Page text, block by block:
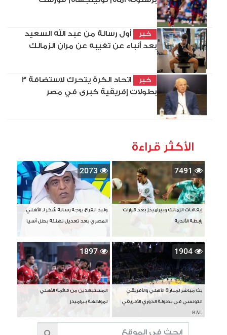
خبر
أول رسالة من عبد الله السعيد
بعد أنباء عن تغيبه عن مران الزمالك
خبر
اتحاد الكرة يتحرك لاستضافة 3
بطولات إفريقية كبرى في مصر
الأكثر قراءة
7491
إيقافات الزمالك وبيراميدز بعد قرارات
رابطة الأندية
2073
وليد الفراج يوجه رسالة شكر لـ الأهلي
المصري بعد تعديل تهنئة بطل آسيا
1904
بث مباشر لمباراة الأهلي والأفريقي
التونسي في بطولة الدوري الأفريقي
BAL
1897
المستبعدين من قائمة الأهلي
لمواجهة بيراميدز